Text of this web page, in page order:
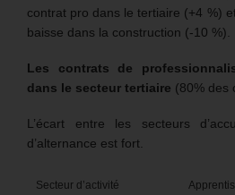
contrat pro dans le tertiaire (+4 %)
baisse dans la construction (-10 %).
Les contrats de
dans le secteur tertiaire (80% des
L’écart entre les secteurs
d’alternance est fort.
Secteur d’activité